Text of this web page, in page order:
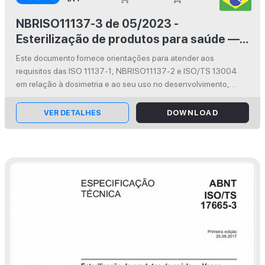
NBRISO11137-3 de 05/2023 -
Esterilização de produtos para saúde —
Radiação Parte 3: Orientação sobre os
aspectos dosimétricos no
desenvolvimento, validação e controle
de rotina
Este documento fornece orientações para atender aos
requisitos das ISO 11137-1, NBRISO11137-2 e ISO/TS 13004
em relação à dosimetria e ao seu uso no desenvolvimento,
por radiação. This docu...
VER DETALHES DOWNLOAD